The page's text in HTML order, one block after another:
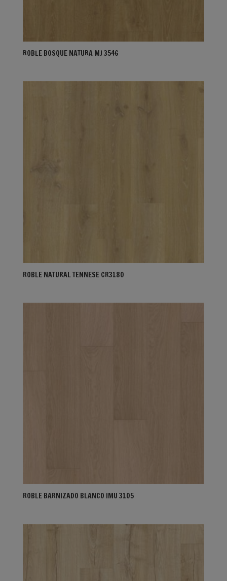
ROBLE BOSQUE NATURA MJ 3546
ROBLE NATURAL TENNESE CR3180
ROBLE BARNIZADO BLANCO IMU 3105